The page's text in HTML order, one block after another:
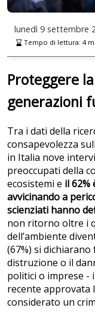
lunedì 9 settembre
Tempo di lettura: 4
Proteggere
generazioni
Tra i dati della
consapevolezza
in Italia nove
preoccupati della
ecosistemi e il 62%
avvicinando a
scienziati hanno
non ritorno oltre i
dell’ambiente
(67%) si
distruzione o il
politici o imprese -
recente approvata
considerato un